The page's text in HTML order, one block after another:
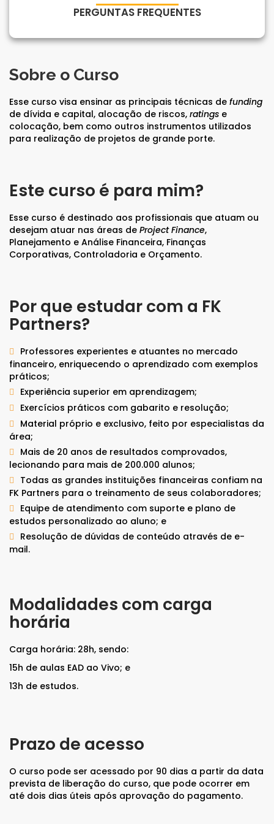
Para empresas
PORTAL EAD
PERGUNTAS FREQUENTES
Sobre o Curso
Esse curso visa ensinar as principais técnicas de funding
de dívida e capital, alocação de riscos, ratings e
colocação, bem como outros instrumentos utilizados
para realização de projetos de grande porte.
Este curso é para mim?
Esse curso é destinado aos profissionais que atuam ou
desejam atuar nas áreas de Project Finance,
Planejamento e Análise Financeira, Finanças
Corporativas, Controladoria e Orçamento.
Por que estudar com a FK
Partners?
Professores experientes e atuantes no mercado
financeiro, enriquecendo o aprendizado com exemplos
práticos;
Experiência superior em aprendizagem;
Exercícios práticos com gabarito e resolução;
Material próprio e exclusivo, feito por especialistas da
área;
Mais de 20 anos de resultados comprovados,
lecionando para mais de 200.000 alunos;
Todas as grandes instituições financeiras confiam na
FK Partners para o treinamento de seus colaboradores;
Equipe de atendimento com suporte e plano de
estudos personalizado ao aluno; e
Resolução de dúvidas de conteúdo através de e-
mail.
Modalidades com carga
horária
Carga horária: 28h, sendo:
15h de aulas EAD ao Vivo; e
13h de estudos.
Prazo de acesso
O curso pode ser acessado por 90 dias a partir da data
prevista de liberação do curso, que pode ocorrer em
até dois dias úteis após aprovação do pagamento.